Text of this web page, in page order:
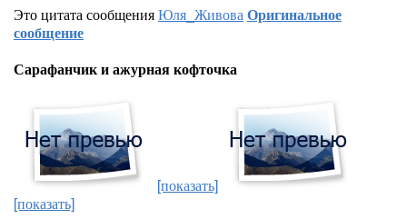
Это цитата сообщенияЮля_ЖивоваОригинальное
сообщение
Сарафанчик и ажурная кофточка
[показать]
[показать]